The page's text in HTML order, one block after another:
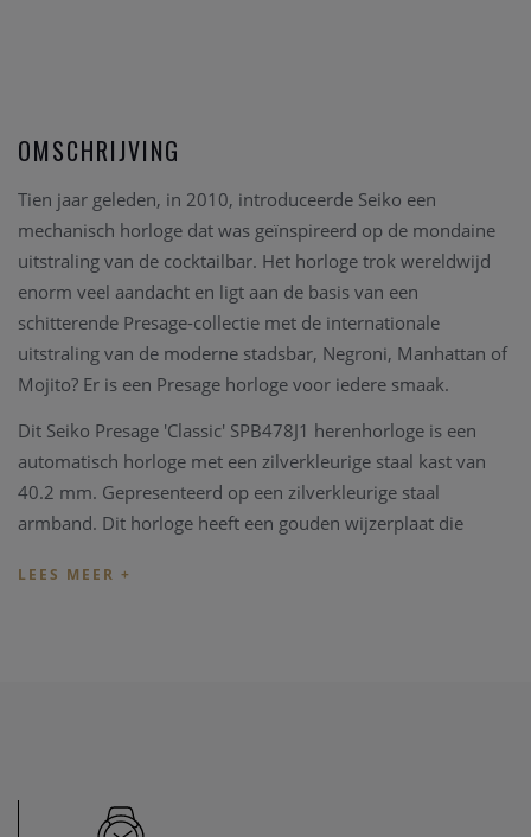
OMSCHRIJVING
Tien jaar geleden, in 2010, introduceerde Seiko een
mechanisch horloge dat was geïnspireerd op de mondaine
uitstraling van de cocktailbar. Het horloge trok wereldwijd
enorm veel aandacht en ligt aan de basis van een
schitterende Presage-collectie met de internationale
uitstraling van de moderne stadsbar, Negroni, Manhattan of
Mojito? Er is een Presage horloge voor iedere smaak.
Dit Seiko Presage 'Classic' SPB478J1 herenhorloge is een
automatisch horloge met een zilverkleurige staal kast van
40.2 mm. Gepresenteerd op een zilverkleurige staal
armband. Dit horloge heeft een gouden wijzerplaat die
Classic serie heeft goudkleurige wijzers en een
Handopwinding is ook mogelijk. Wanneer het horloge